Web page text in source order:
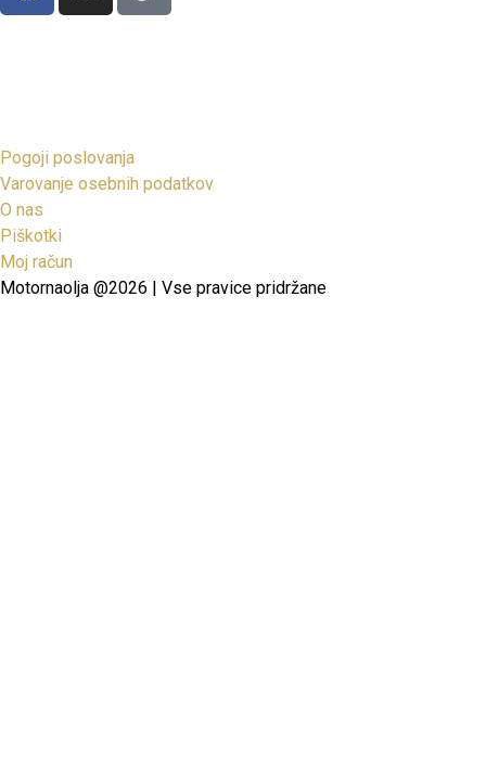
Pogoji poslovanja
Varovanje osebnih podatkov
O nas
Piškotki
Moj račun
Motornaolja @2026 | Vse pravice pridržane